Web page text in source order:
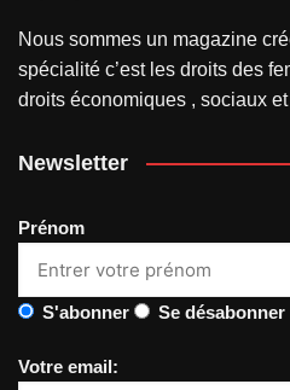
Nous sommes un magazine
spécialité c’est les droits des
droits économiques , sociaux
Newsletter
Prénom
S'abonner Se désabonner
Votre email: